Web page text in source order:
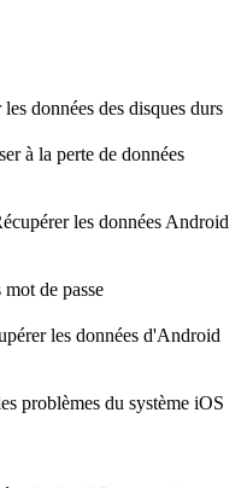
données des disques durs
à la perte de données
les données Android
de passe
les données d'Android
problèmes du système iOS